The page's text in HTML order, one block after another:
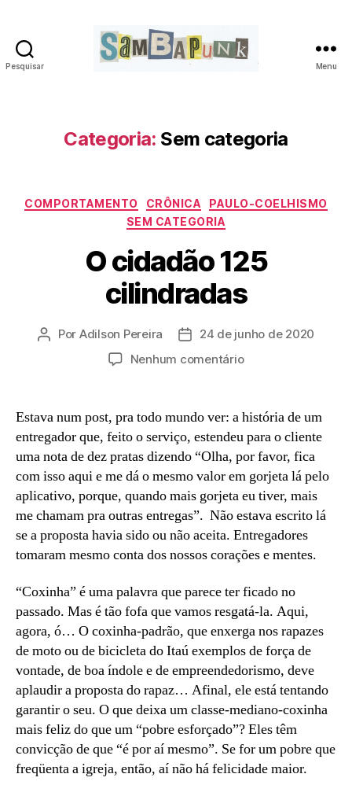
Pesquisar Menu
Categoria: Sem categoria
Categorias
COMPORTAMENTO CRÔNICA
PAULO-COELHISMO
SEM CATEGORIA
O cidadão 125
cilindradas
Autor
Por Adilson Pereira
Data24 de junho de 2020
Nenhum comentárioem
125
Estava num post, pra todo mundo ver: a história de um
entregador que, feito o serviço, estendeu para o cliente
uma nota de dez pratas dizendo “Olha, por favor, fica
com isso aqui e me dá o mesmo valor em gorjeta lá pelo
aplicativo, porque, quando mais gorjeta eu tiver, mais
me chamam pra outras entregas”. Não estava escrito lá
se a proposta havia sido ou não aceita. Entregadores
tomaram mesmo conta dos nossos corações e mentes.
“Coxinha” é uma palavra que parece ter ficado no
passado. Mas é tão fofa que vamos resgatá-la. Aqui,
agora, ó… O coxinha-padrão, que enxerga nos rapazes
de moto ou de bicicleta do Itaú exemplos de força de
vontade, de boa índole e de empreendedorismo, deve
aplaudir a proposta do rapaz… Afinal, ele está tentando
garantir o seu. O que deixa um classe-mediano-coxinha
mais feliz do que um “pobre esforçado”? Eles têm
convicção de que “é por aí mesmo”. Se for um pobre que
freqüenta a igreja, então, aí não há felicidade maior.